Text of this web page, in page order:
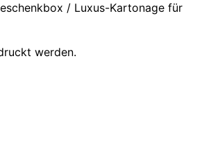
/ Luxus-Kartonage für
werden.